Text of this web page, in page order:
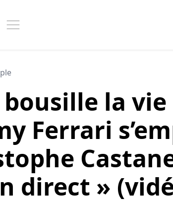
la vie
Ferrari
direct »